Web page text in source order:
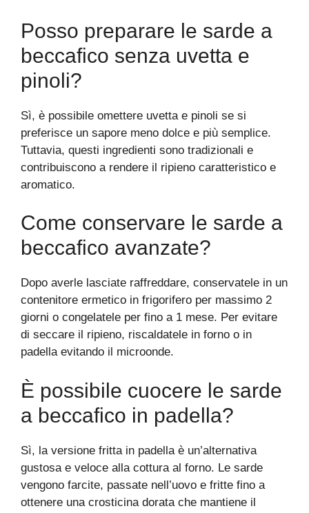
Posso preparare le sarde a
beccafico senza uvetta e
pinoli?
Sì, è possibile omettere uvetta e pinoli se si
preferisce un sapore meno dolce e più semplice.
Tuttavia, questi ingredienti sono tradizionali e
contribuiscono a rendere il ripieno caratteristico e
aromatico.
Come conservare le sarde a
beccafico avanzate?
Dopo averle lasciate raffreddare, conservatele in un
contenitore ermetico in frigorifero per massimo 2
giorni o congelatele per fino a 1 mese. Per evitare
di seccare il ripieno, riscaldatele in forno o in
padella evitando il microonde.
È possibile cuocere le sarde
a beccafico in padella?
Sì, la versione fritta in padella è un’alternativa
gustosa e veloce alla cottura al forno. Le sarde
vengono farcite, passate nell’uovo e fritte fino a
ottenere una crosticina dorata che mantiene il